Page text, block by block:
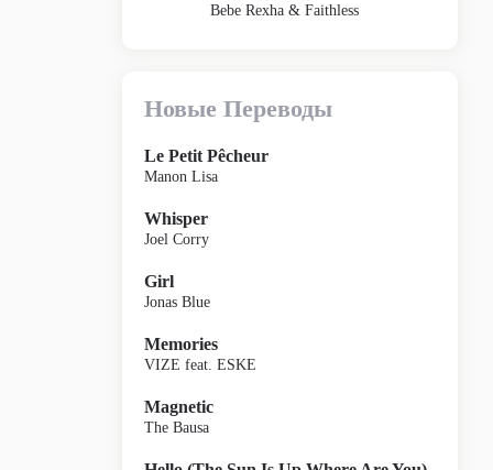
Bebe Rexha & Faithless
Новые Переводы
Le Petit Pêcheur
Manon Lisa
Whisper
Joel Corry
Girl
Jonas Blue
Memories
VIZE feat. ESKE
Magnetic
The Bausa